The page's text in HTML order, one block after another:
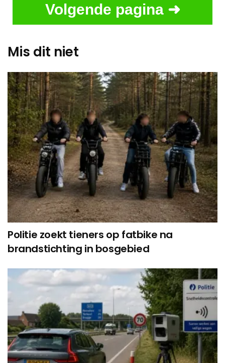
Volgende pagina ➜
Mis dit niet
Politie zoekt tieners op fatbike na
brandstichting in bosgebied